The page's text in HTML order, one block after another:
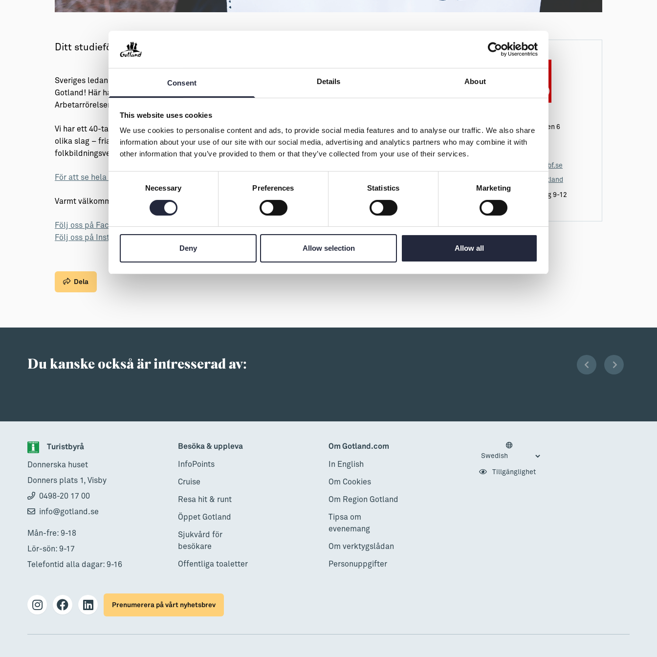
Consent Details About
This website uses cookies
We use cookies to personalise content and ads, to provide social media features and to analyse our traffic. We also share
information about your use of our site with our social media, advertising and analytics partners who may combine it with
other information that you’ve provided to them or that they’ve collected from your use of their services.
Necessary Preferences Statistics Marketing
Deny Allow selection Allow all
Ditt studieförbund på Gotland
Sveriges ledande studieförbund finns i samtliga landets kommuner, och självklart också på
Gotland! Här har vi en lokal verksamhet och styrelse, vår expedition och studielokaler finns i
Arbetarrörelsens hus i Visby och verksamheten pågår över hela ön.
Vi har ett 40-tal medlemsorganisationer och samarbetar med ytterligare ett 20-tal grupper av
olika slag – fria grupper, föreningar, företag. Tillsammans med dessa bedriver vi
folkbildningsverksamhet; cirklar, kultur och kurser.
För att se hela vårt utbud – gå till hemsidan.
Varmt välkommen till ABF Gotland!
Följ oss på Facebook
Följ oss på Instagram
Stenhuggarvägen 6
info.gotland@abf.se
www.abf.se/gotland
Måndag-torsdag 9-12
Dela
Du kanske också är intresserad av:
Turistbyrå
Donnerska huset
Donners plats 1, Visby
0498-20 17 00
info@gotland.se
Mån-fre: 9-18
Lör-sön: 9-17
Telefontid alla dagar: 9-16
Besöka & uppleva
InfoPoints
Cruise
Resa hit & runt
Öppet Gotland
Sjukvård för
besökare
Offentliga toaletter
Om Gotland.com
In English
Om Cookies
Om Region Gotland
Tipsa om
evenemang
Om verktygslådan
Personuppgifter
Tillgänglighet
Prenumerera på vårt nyhetsbrev